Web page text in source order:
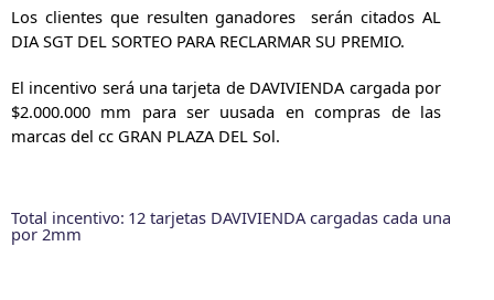
Los clientes que resulten ganadores serán citados AL
DIA SGT DEL SORTEO PARA RECLARMAR SU PREMIO.
El incentivo será una tarjeta de DAVIVIENDA cargada por
$2.000.000 mm para ser uusada en compras de las
marcas del cc GRAN PLAZA DEL Sol.
Total incentivo: 12 tarjetas DAVIVIENDA cargadas cada una
por 2mm